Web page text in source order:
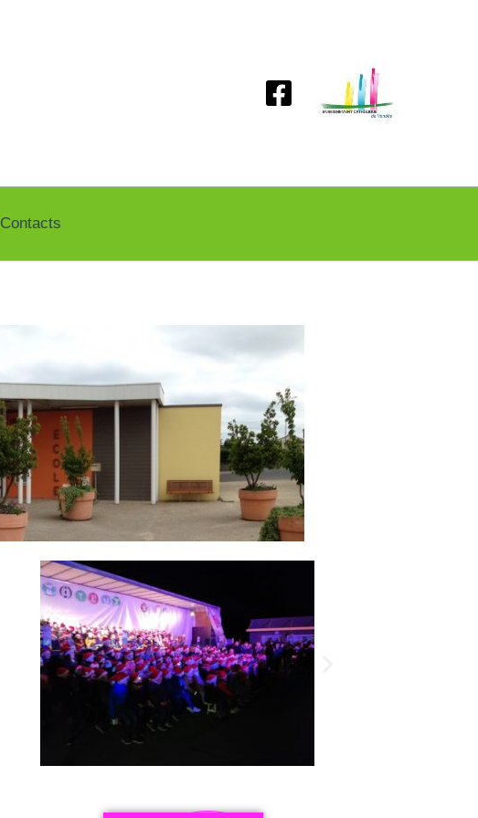
Contacts